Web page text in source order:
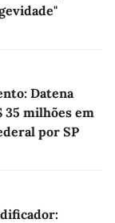
Datena
milhões em
por SP